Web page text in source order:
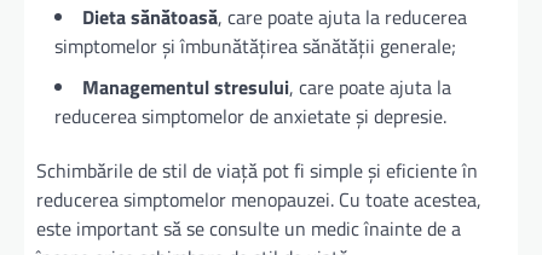
Dieta sănătoasă, care poate ajuta la reducerea
simptomelor și îmbunătățirea sănătății generale;
Managementul stresului, care poate ajuta la
reducerea simptomelor de anxietate și depresie.
Schimbările de stil de viață pot fi simple și eficiente în
reducerea simptomelor menopauzei. Cu toate acestea,
este important să se consulte un medic înainte de a